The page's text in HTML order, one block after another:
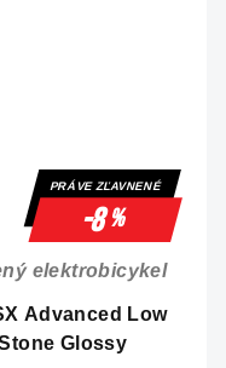
PRÁVE ZĽAVNENÉ
-8%
Advanced Low
Glossy
elektrobicykel